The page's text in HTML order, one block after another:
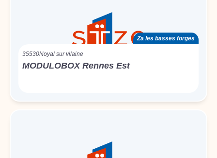
Za les basses forges
35530Noyal sur vilaine
MODULOBOX Rennes Est